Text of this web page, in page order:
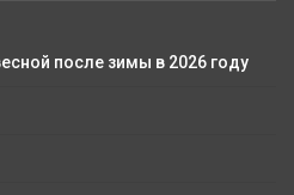
после зимы в 2026 году